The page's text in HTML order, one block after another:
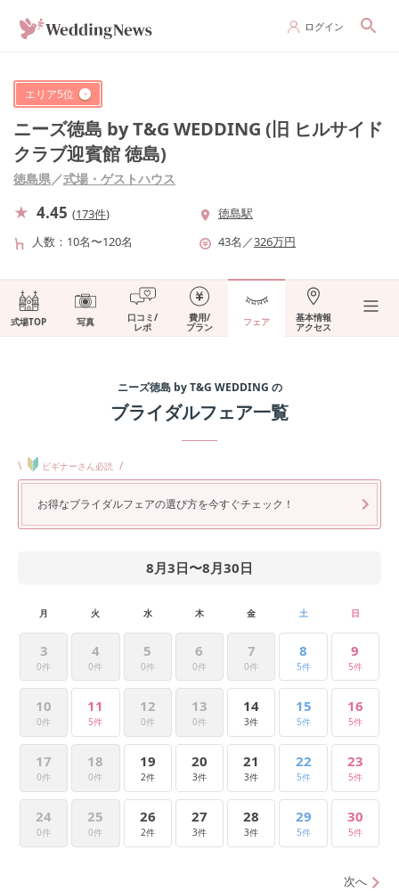
ログイン
エリア5位
ニーズ徳島 by T&G WEDDING (旧 ヒルサイド
クラブ迎賓館 徳島)
徳島県／式場・ゲストハウス
4.45 (173件)
徳島駅
人数
10名〜120名 43名 ／326万円
式場TOP 写真 口コミ/
レポ
費用/
プラン フェア 基本情報
アクセス
ニーズ徳島 by T&G WEDDING の
ブライダルフェア一覧
\ ビギナーさん必読 /
お得なブライダルフェアの選び方を今すぐチェック！
8月3日〜8月30日
月 火 水 木 金 土 日
3
0件
4
0件
5
0件
6
0件
7
0件
8
5件
9
5件
10
0件
11
5件
12
0件
13
0件
14
3件
15
5件
16
5件
17
0件
18
0件
19
2件
20
3件
21
3件
22
5件
23
5件
24
0件
25
0件
26
2件
27
3件
28
3件
29
5件
30
5件
次へ